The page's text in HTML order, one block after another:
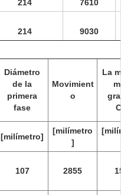
214 7610
214 9030
Diámetro
de la
primera
fase
Movimient
o
La
[milímetro]
[milímetro
]
107 2855